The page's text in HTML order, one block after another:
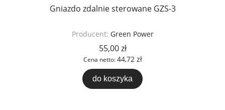
Gniazdo zdalnie sterowane GZS-3
Producent: Green Power
55,00 zł
Cena netto:44,72 zł
do koszyka